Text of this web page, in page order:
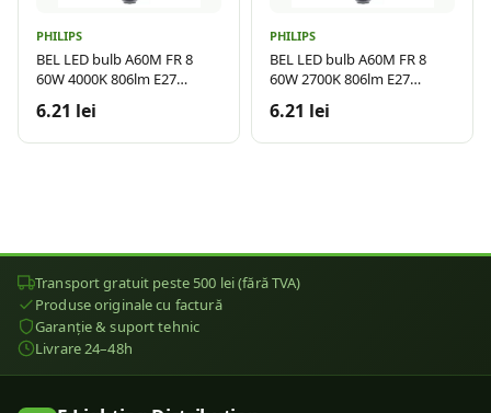
PHILIPS
BEL LED bulb A60M FR 8
60W 4000K 806lm E27
6.21 lei
PHILIPS
BEL LED bulb A60M FR 8
60W 2700K 806lm E27
6.21 lei
Transport gratuit peste 500 lei (fără TVA)
Produse originale cu factură
Garanție & suport tehnic
Livrare 24–48h